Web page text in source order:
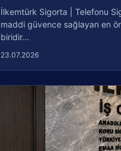
İlkemtürk Sigorta | Telefonu
maddi güvence sağlayan en
biridir...
23.07.2026